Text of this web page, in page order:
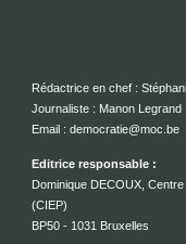
Rédactrice en chef :
Journaliste : Manon Legrand
Email : democratie@moc.be
Editrice responsable :
Dominique DECOUX,
(CIEP)
BP50 - 1031 Bruxelles